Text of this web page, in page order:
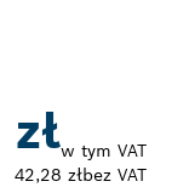
w tym VAT
42,28 złbez VAT